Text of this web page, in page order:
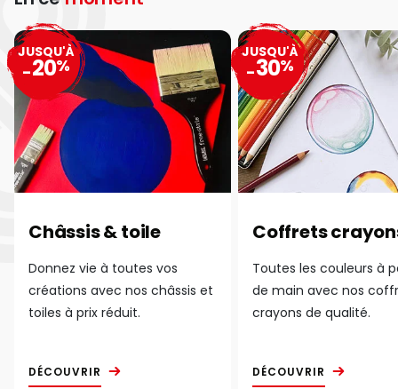
Châssis & toile
Donnez vie à toutes vos
créations avec nos châssis et
toiles à prix réduit.
DÉCOUVRIR
JUSQU'À
-20%
Coffrets
Toutes les couleurs à
de main avec nos
crayons de qualité.
DÉCOUVRIR
JUSQU'À
-30%